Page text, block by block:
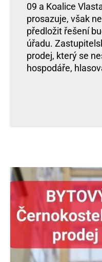
09 a Koalice
prosazuje, však
předložit řešení
úřadu.
prodej, který se
hospodáře,